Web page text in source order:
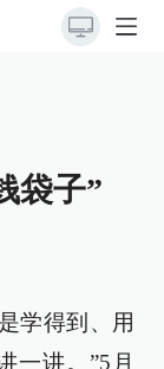
袋子”
学得到、用
一讲。”5月